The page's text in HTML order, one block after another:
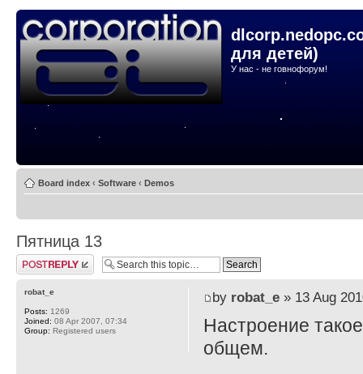
для детей)
У нас - не говнофорум!
Board index ‹ Software ‹ Demos
Пятница 13
Post a reply
by robat_e» 13 Aug
Настроение
общем.
robat_e
Posts: 1269
Joined: 08 Apr 2007, 07:34
Group: Registered users